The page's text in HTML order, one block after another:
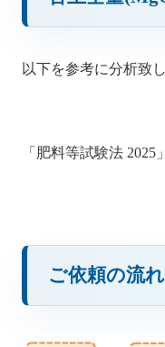
以下を参考に分析致し
「肥料等試験法 2025」
ご依頼の流れ